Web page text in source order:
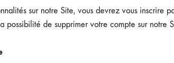
sur notre Site, vous devrez vous
possibilité de supprimer votre compte sur notre